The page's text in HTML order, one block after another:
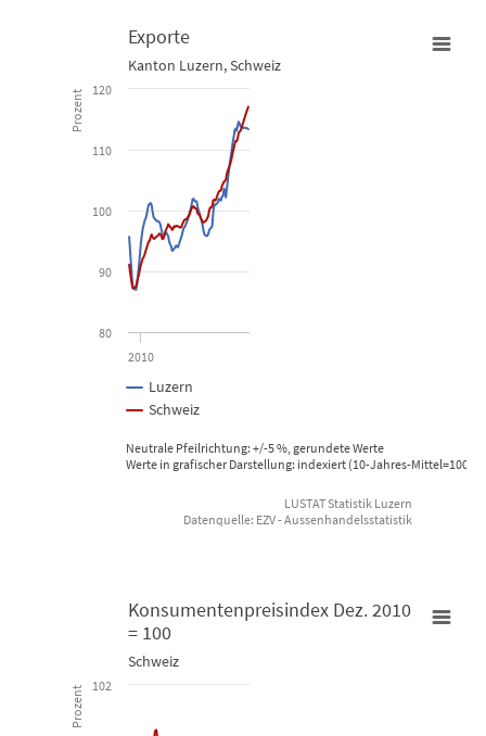
Line chart with 2 lines.
View as data table, Exporte
The chart has 1 X axis displaying Time. Data ranges from 2009-
The chart has 1 Y axis displaying Prozent. Data ranges from
Neutrale Pfeilrichtung: +/-5 %, gerundete Werte
Werte in grafischer Darstellung: indexiert (10-Jahres-
Prozent
Exporte
Kanton Luzern, Schweiz
Luzern
Schweiz
2010
80
90
100
110
120
LUSTAT Statistik Luzern
Datenquelle: EZV - Aussenhandelsstatistik
Konsumentenpreisindex Dez. 2010 = 100
Line chart with 123 data points.
Prozent
Konsumentenpreisindex Dez. 2010
= 100
Schweiz
102